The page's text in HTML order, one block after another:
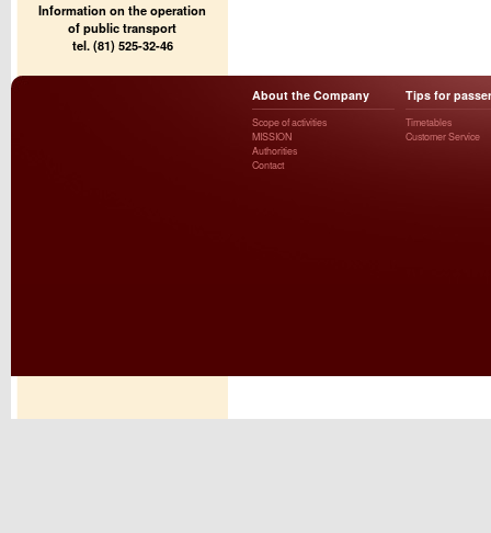
Information on the operation
of public transport
tel. (81) 525-32-46
About the Company
Scope of activities
MISSION
Authorities
Contact
Tips for
Timetables
Customer Service